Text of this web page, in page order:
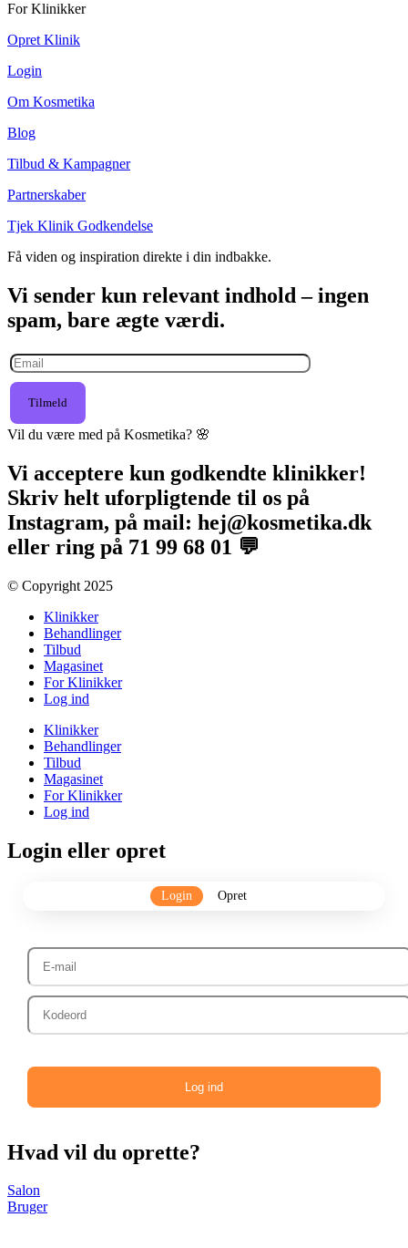
For Klinikker
Opret Klinik
Login
Om Kosmetika
Blog
Tilbud & Kampagner
Partnerskaber
Tjek Klinik Godkendelse
Få viden og inspiration direkte i din indbakke.
Vi sender kun relevant indhold – ingen
spam, bare ægte værdi.
Tilmeld
Vil du være med på Kosmetika? 🌸​
Vi acceptere kun godkendte klinikker!
Skriv helt uforpligtende til os på
Instagram, på mail: hej@kosmetika.dk
eller ring på 71 99 68 01 💬
© Copyright 2025​
Klinikker
Behandlinger
Tilbud
Magasinet
For Klinikker
Log ind
Klinikker
Behandlinger
Tilbud
Magasinet
For Klinikker
Log ind
Login eller opret
Login Opret
Log ind
Hvad vil du oprette?
Salon
Bruger